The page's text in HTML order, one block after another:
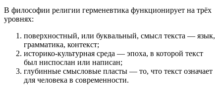
В философии религии герменевтика функционирует на трёх
уровнях:
поверхностный, или буквальный, смысл текста — язык,
грамматика, контекст;
историко-культурная среда — эпоха, в которой текст
был ниспослан или написан;
глубинные смысловые пласты — то, что текст означает
для человека в современности.